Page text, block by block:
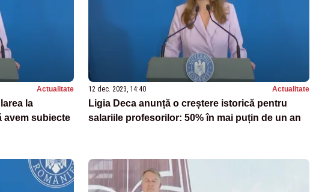
Actualitate
la
avem subiecte
12 dec. 2023, 14:40 Actualitate
Ligia Deca anunță o creștere istorică pentru
salariile profesorilor: 50% în mai puțin de un an